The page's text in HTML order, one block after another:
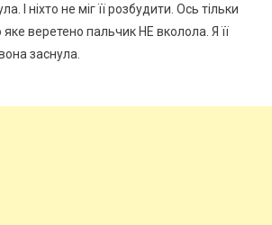
І ніхто не міг її розбудити. Ось тільки
веретено пальчик НЕ вколола. Я її
заснула.